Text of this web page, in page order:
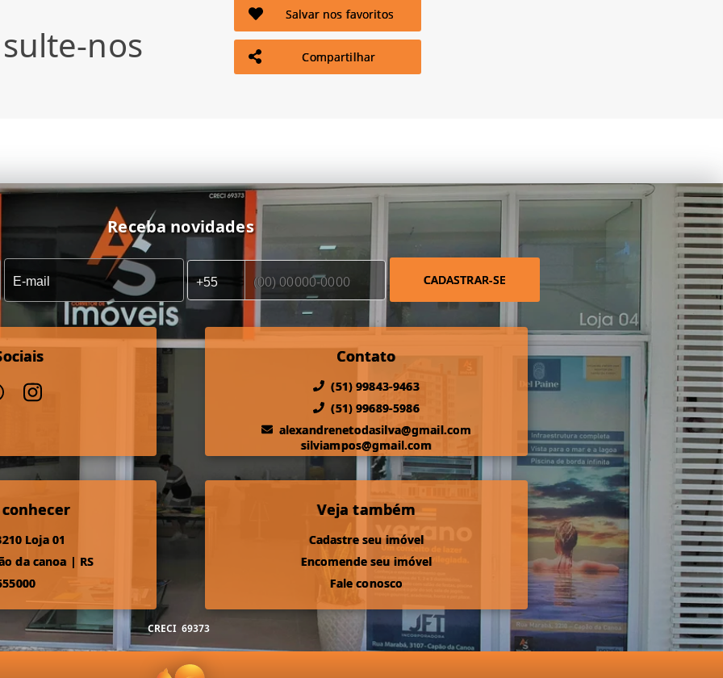
nos
Salvar nos favoritos
Compartilhar
Receba novidades
CADASTRAR-SE
Contato
(51) 99843-9463
(51) 99689-5986
alexandrenetodasilva@gmail.com
silviampos@gmail.com
Loja 01
da canoa | RS
Veja também
Cadastre seu imóvel
Encomende seu imóvel
Fale conosco
CRECI 69373